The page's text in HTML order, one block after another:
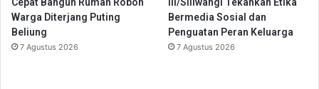
Cepat Bangun Rumah Roboh
Warga Diterjang Puting
Beliung
7 Agustus 2026
III/Siliwangi Tekankan Etika
Bermedia Sosial dan
Penguatan Peran Keluarga
7 Agustus 2026